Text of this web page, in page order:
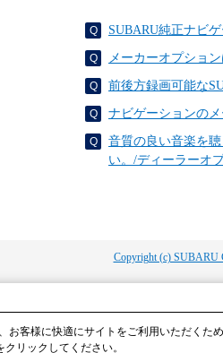
SUBARU純正ナビ
メーカーオプショ
前後方録画可能な
ナビゲーションの
音質の良い音楽を
い。/ディーラーオ
Copyright (c) SUBARU
お客様に快適にサイトをご利用いただく
リックしてください。​